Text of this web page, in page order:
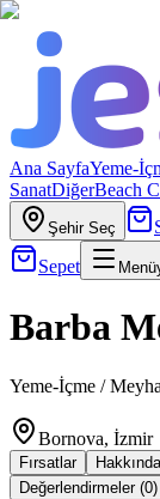
Ana SayfaYeme-
SanatDiğerBeach
Şehir Seç
Sepet
Barba
Yeme-İçme /
Bornova, İzmir
Fırsatlar Hakkında
Değerlendirmeler (0)